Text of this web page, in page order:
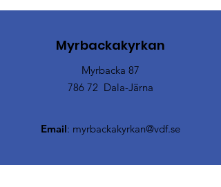
Myrbackakyrkan
Myrbacka 87
786 72 Dala-Järna
Email: myrbackakyrkan@vdf.se